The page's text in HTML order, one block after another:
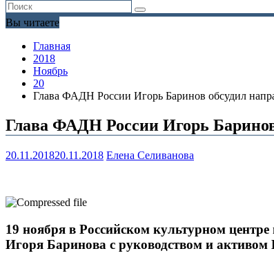
Вы читаете
Главная
2018
Ноябрь
20
Глава ФАДН России Игорь Баринов обсудил
Глава ФАДН России Игорь Баринов
20.11.201820.11.2018 Елена Селиванова
19 ноября в Российском культурном
Игоря Баринова с руководством и активом